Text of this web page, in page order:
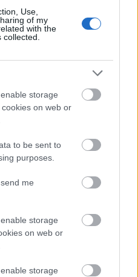
Use,
of my
with the
storage
on web or
to be sent to
purposes.
me
storage
on web or
storage
से आपके पेट को सच में मदद
अघुलनशील दोनों तरह के
ज़रूरी हैं।
बल्की बनाता है, जिससे कब्ज़ से
फाइबर आपके पेट में अच्छे
बैलेंस्ड रहता है। यह बैलेंस हेल्दी
का जूस पेट के अल्सर को
के लिए लाल पत्तागोभी को
आपके खाने में स्वाद और रंग
मदद करता है।
कर रहे हैं, उनके लिए कम
पत्तागोभी एक बढ़िया
फाइबर ज़्यादा होता है,